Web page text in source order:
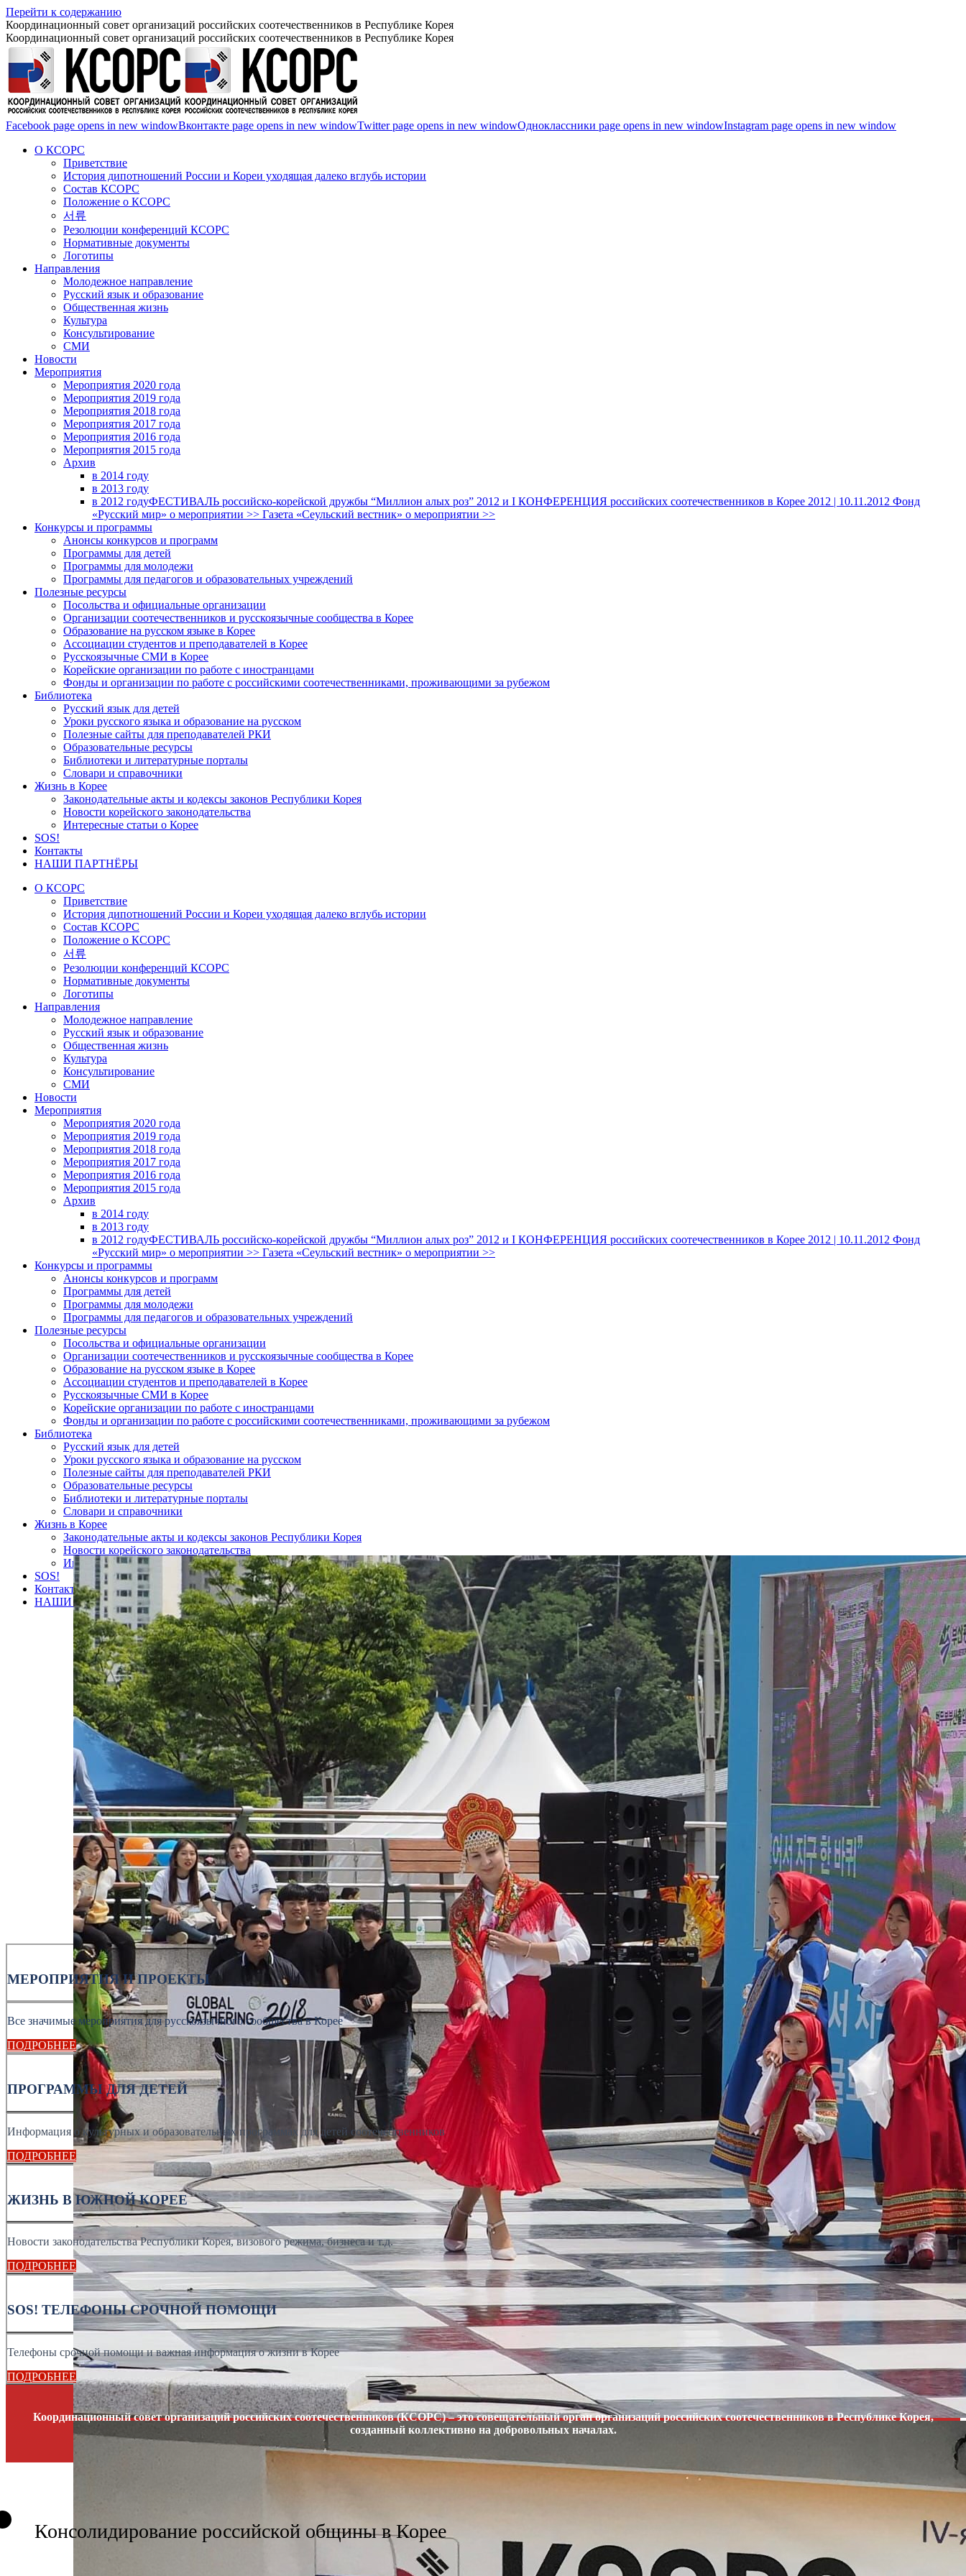
Перейти к содержанию
Координационный совет организаций российских соотечественников в Республике Корея
Координационный совет организаций российских соотечественников в Республике Корея
Facebook page opens in new windowВконтакте page opens in new windowTwitter page opens in new windowОдноклассники page opens in new windowInstagram page opens in new window
О КСОРС
Приветствие
История дипотношений России и Кореи уходящая далеко вглубь истории
Состав КСОРС
Положение о КСОРС
서류
Резолюции конференций КСОРС
Нормативные документы
Логотипы
Направления
Молодежное направление
Русский язык и образование
Общественная жизнь
Культура
Консультирование
СМИ
Новости
Мероприятия
Мероприятия 2020 года
Мероприятия 2019 года
Мероприятия 2018 годa
Мероприятия 2017 года
Мероприятия 2016 года
Мероприятия 2015 года
Архив
в 2014 году
в 2013 году
в 2012 годуФЕСТИВАЛЬ российско-корейской дружбы “Миллион алых роз” 2012 и I КОНФЕРЕНЦИЯ российских соотечественников в Корее 2012 | 10.11.2012 Фонд
«Русский мир» о мероприятии >> Газета «Сеульский вестник» о мероприятии >>
Конкурсы и программы
Анонсы конкурсов и программ
Программы для детей
Программы для молодежи
Программы для педагогов и образовательных учреждений
Полезные ресурсы
Посольства и официальные организации
Организации соотечественников и русскоязычные сообщества в Корее
Образование на русском языке в Корее
Ассоциации студентов и преподавателей в Корее
Русскоязычные СМИ в Корее
Корейские организации по работе с иностранцами
Фонды и организации по работе с российскими соотечественниками, проживающими за рубежом
Библиотека
Русский язык для детей
Уроки русского языка и образование на русском
Полезные сайты для преподавателей РКИ
Образовательные ресурсы
Библиотеки и литературные порталы
Словари и справочники
Жизнь в Корее
Законодательные акты и кодексы законов Республики Корея
Новости корейского законодательства
Интересные статьи о Корее
SOS!
Контакты
НАШИ ПАРТНЁРЫ
О КСОРС
Приветствие
История дипотношений России и Кореи уходящая далеко вглубь истории
Состав КСОРС
Положение о КСОРС
서류
Резолюции конференций КСОРС
Нормативные документы
Логотипы
Направления
Молодежное направление
Русский язык и образование
Общественная жизнь
Культура
Консультирование
СМИ
Новости
Мероприятия
Мероприятия 2020 года
Мероприятия 2019 года
Мероприятия 2018 годa
Мероприятия 2017 года
Мероприятия 2016 года
Мероприятия 2015 года
Архив
в 2014 году
в 2013 году
в 2012 годуФЕСТИВАЛЬ российско-корейской дружбы “Миллион алых роз” 2012 и I КОНФЕРЕНЦИЯ российских соотечественников в Корее 2012 | 10.11.2012 Фонд
«Русский мир» о мероприятии >> Газета «Сеульский вестник» о мероприятии >>
Конкурсы и программы
Анонсы конкурсов и программ
Программы для детей
Программы для молодежи
Программы для педагогов и образовательных учреждений
Полезные ресурсы
Посольства и официальные организации
Организации соотечественников и русскоязычные сообщества в Корее
Образование на русском языке в Корее
Ассоциации студентов и преподавателей в Корее
Русскоязычные СМИ в Корее
Корейские организации по работе с иностранцами
Фонды и организации по работе с российскими соотечественниками, проживающими за рубежом
Библиотека
Русский язык для детей
Уроки русского языка и образование на русском
Полезные сайты для преподавателей РКИ
Образовательные ресурсы
Библиотеки и литературные порталы
Словари и справочники
Жизнь в Корее
Законодательные акты и кодексы законов Республики Корея
Новости корейского законодательства
Интересные статьи о Корее
SOS!
Контакты
НАШИ ПАРТНЁРЫ
МЕРОПРИЯТИЯ И ПРОЕКТЫ
Все значимые мероприятия для русскоязычного сообщества в Корее
ПОДРОБНЕЕ
ПРОГРАММЫ ДЛЯ ДЕТЕЙ
Информация о культурных и образовательных программах для детей соотечественников
ПОДРОБНЕЕ
ЖИЗНЬ В ЮЖНОЙ КОРЕЕ
Новости законодательства Республики Корея, визового режима, бизнеса и т.д.
ПОДРОБНЕЕ
SOS! ТЕЛЕФОНЫ СРОЧНОЙ ПОМОЩИ
Телефоны срочной помощи и важная информация о жизни в Корее
ПОДРОБНЕЕ
Координационный совет организаций российских соотечественников (КСОРС) – это совещательный орган организаций российских соотечественников в Республике Корея,
созданный коллективно на добровольных началах.
Консолидирование российской общины в Корее